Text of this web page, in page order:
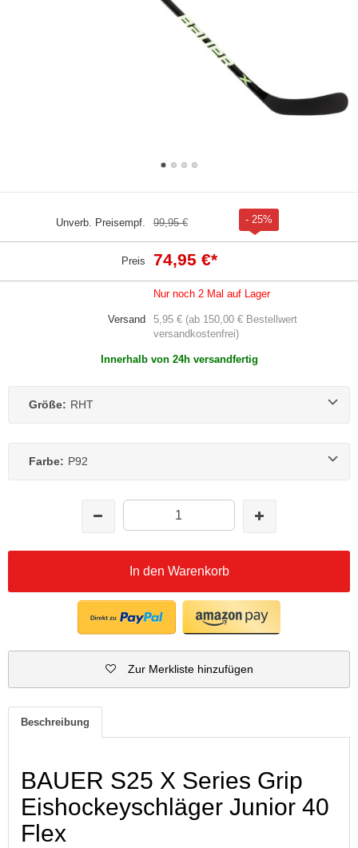
Unverb. Preisempf. 99,95 € - 25%
Preis 74,95 €*
Nur noch 2 Mal auf Lager
Versand
5,95 € (ab 150,00 € Bestellwert
versandkostenfrei)
Innerhalb von 24h versandfertig
Größe: RHT
Farbe: P92
In den Warenkorb
Zur Merkliste hinzufügen
Beschreibung
BAUER S25 X Series Grip
Eishockeyschläger Junior 40
Flex